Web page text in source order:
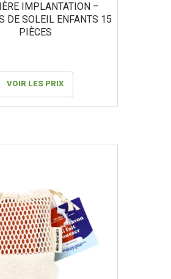
IMPLANTATION –
DE SOLEIL ENFANTS 15
PIÈCES
VOIR LES PRIX